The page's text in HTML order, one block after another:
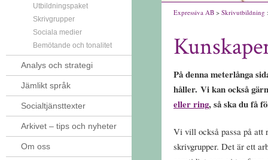
Utbildningspaket
Skrivgrupper
Sociala medier
Bemötande och tonalitet
Analys och strategi
Jämlikt språk
Socialtjänsttexter
Arkivet – tips och nyheter
Om oss
Expressiva AB > Skrivutbildning
På denna meterlånga
håller. Vi kan också
eller ring, så ska du få
Vi vill också passa på att
skrivgrupper. Det är ett